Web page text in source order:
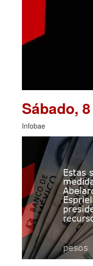
Sábado,
Infobae